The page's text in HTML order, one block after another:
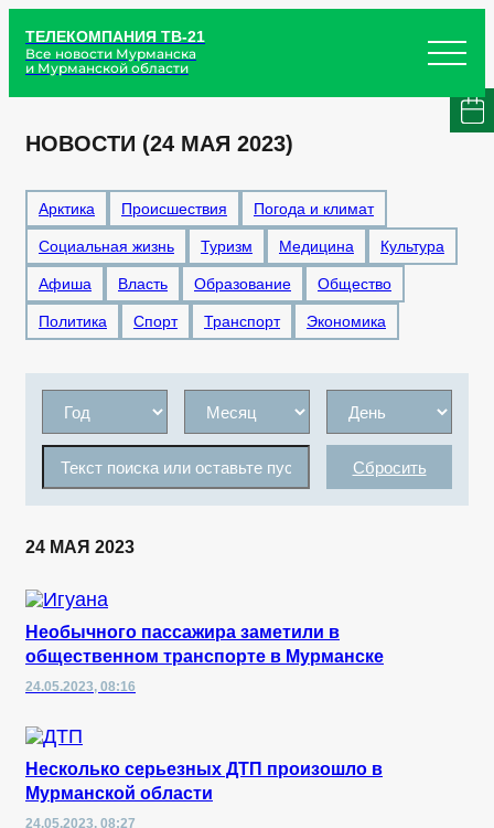
ТЕЛЕКОМПАНИЯ ТВ-21
Все новости Мурманска
и Мурманской области
НОВОСТИ (24 МАЯ 2023)
Арктика Происшествия Погода и климат
Социальная жизнь Туризм Медицина Культура
Афиша Власть Образование Общество
Политика Спорт Транспорт Экономика
Сбросить
24 МАЯ 2023
Необычного пассажира заметили в
общественном транспорте в Мурманске
24.05.2023, 08:16
Несколько серьезных ДТП произошло в
Мурманской области
24.05.2023, 08:27